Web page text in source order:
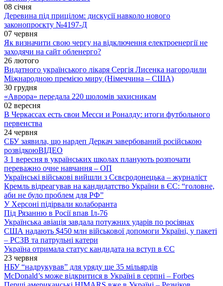
08 січня
Деревина під прицілом: дискусії навколо нового
законопроєкту №4197-Д
07 червня
Як визначити свою чергу на відключення електроенергії не
заходячи на сайт обленерго?
26 лютого
Видатного українського лікаря Сергія Лисенка нагородили
Міжнародною премією миру (Німеччина – США)
30 грудня
«Аврора» передала 220 шоломів захисникам
02 вересня
В Черкассах есть свои Месси и Роналду: итоги футбольного
первенства
24 червня
СБУ заявила, що нардеп Деркач завербований російською
розвідкоюВІДЕО
З 1 вересня в українських школах планують розпочати
переважно очне навчання – ОП
Українські військові вийшли з Сєвєродонецька – журналіст
Кремль відреагував на кандидатство України в ЄС: “головне,
аби не було проблем для РФ”
У Херсоні підірвали колаборанта
Під Рязанню в Росії впав Іл-76
Українська авіація завдала потужних ударів по росіянах
США надають $450 млн військової допомоги Україні, у пакеті
– РСЗВ та патрульні катери
Україна отримала статус кандидата на вступ в ЄС
23 червня
НБУ “надрукував” для уряду ще 35 мільярдів
McDonald’s може відкритися в Україні в серпні – Forbes